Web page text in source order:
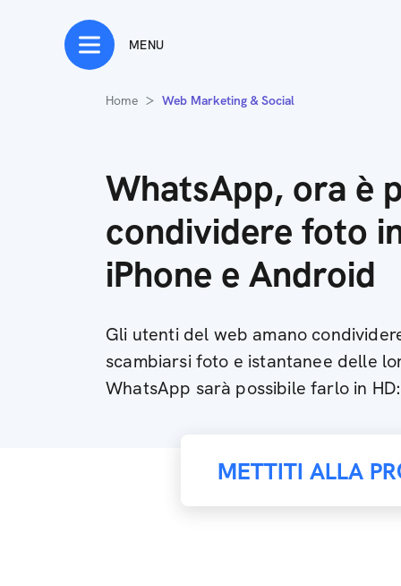
MENU
Home Web Marketing & Social
WhatsApp, ora è
condividere foto
iPhone e Android
Gli utenti del web amano
scambiarsi foto e istantanee delle
WhatsApp sarà possibile farlo in
METTITI ALLA